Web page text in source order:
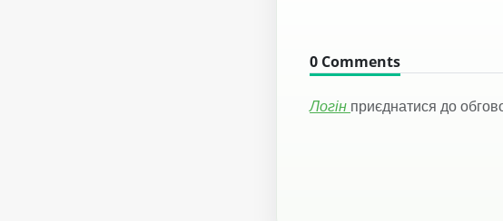
0 Comments
Логін приєднатися до